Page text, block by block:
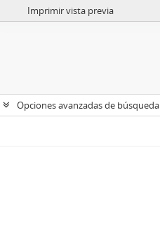
Imprimir vista previa
Opciones avanzadas de búsqueda